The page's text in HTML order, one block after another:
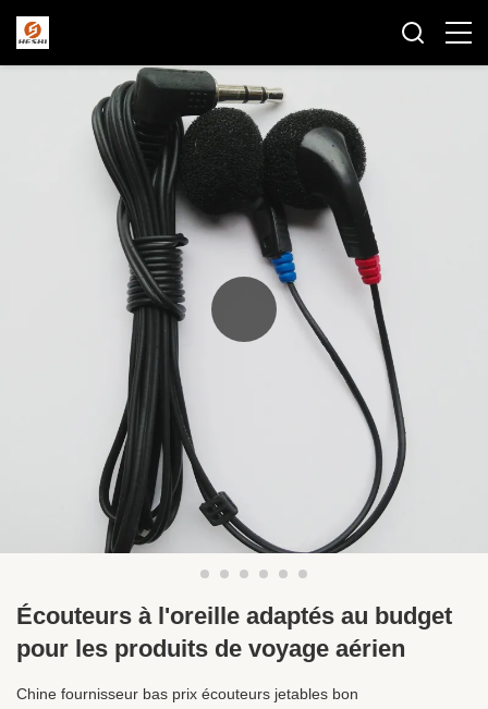
Écouteurs à l'oreille adaptés au budget
pour les produits de voyage aérien
Chine fournisseur bas prix écouteurs jetables bon